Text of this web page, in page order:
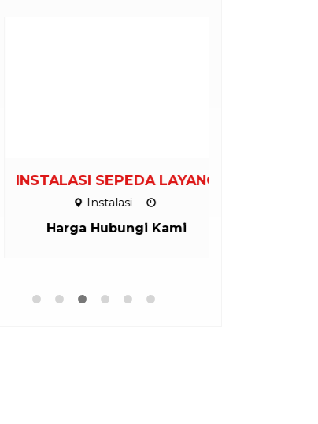
INSTALASI SEPEDA LAYANG
Instalasi
Harga Hubungi Kami